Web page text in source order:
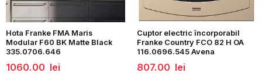
Hota Franke FMA Maris
Modular F60 BK Matte Black
335.0706.646
1060.00 lei
Cuptor electric încorporabil
Franke Country FCO 82 H OA
116.0696.545 Avena
807.00 lei